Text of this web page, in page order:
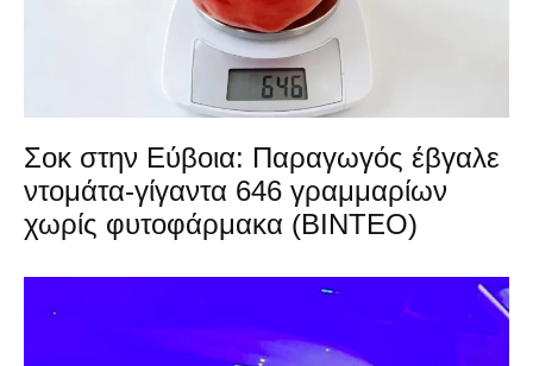
Σοκ στην Εύβοια: Παραγωγός έβγαλε
ντομάτα-γίγαντα 646 γραμμαρίων
χωρίς φυτοφάρμακα (ΒΙΝΤΕΟ)